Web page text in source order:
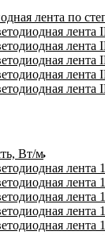
лента по
лента
лента
лента
лента
лента
Вт/м
лента
лента
лента
лента
лента